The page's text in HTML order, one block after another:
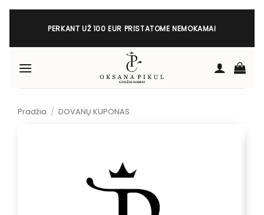
Skip
PERKANT UŽ 100 EUR PRISTATOME NEMOKAMAI
Pradžia / DOVANŲ KUPONAS